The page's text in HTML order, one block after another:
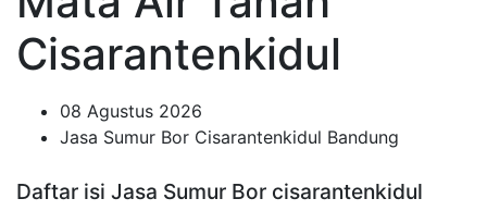
Cisarantenkidul
08 Agustus 2026
Jasa Sumur Bor Cisarantenkidul Bandung
Daftar isi Jasa Sumur Bor cisarantenkidul